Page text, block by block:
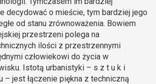
decydować o mieście, tym bardziej jego
od stanu zrównoważenia. Bowiem
przestrzeni polega na
ilości z przestrzennymi
człowiekowi do życia w
Istotą urbanistyki – s z t u k i
– jest łączenie piękna z techniczną